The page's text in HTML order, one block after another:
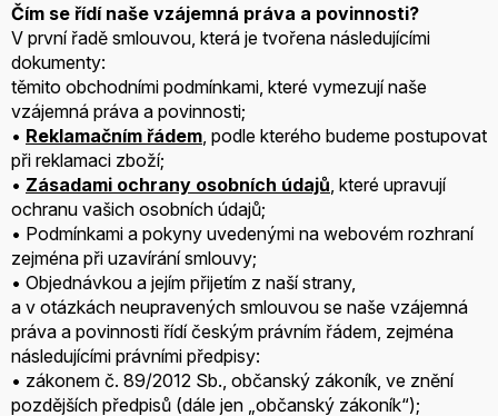
Čím se řídí naše vzájemná práva a povinnosti?
V první řadě smlouvou, která je tvořena následujícími
dokumenty:
těmito obchodními podmínkami, které vymezují naše
vzájemná práva a povinnosti;
• Reklamačním řádem , podle kterého budeme postupovat
při reklamaci zboží;
• Zásadami ochrany osobních údajů , které upravují
ochranu vašich osobních údajů;
• Podmínkami a pokyny uvedenými na webovém rozhraní
zejména při uzavírání smlouvy;
• Objednávkou a jejím přijetím z naší strany,
a v otázkách neupravených smlouvou se naše vzájemná
práva a povinnosti řídí českým právním řádem, zejména
následujícími právními předpisy:
• zákonem č. 89/2012 Sb., občanský zákoník, ve znění
pozdějších předpisů (dále jen „občanský zákoník“);